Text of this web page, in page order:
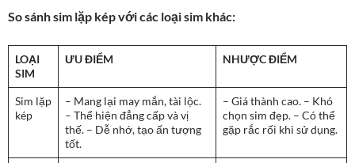
So sánh sim lặp kép với các loại sim khác:
LOẠI
SIM
ƯU ĐIỂM NHƯỢC ĐIỂM
Sim lặp
kép
– Mang lại may mắn, tài lộc.
– Thể hiện đẳng cấp và vị
thế. – Dễ nhớ, tạo ấn tượng
tốt.
– Giá thành cao. – Khó
chọn sim đẹp. – Có thể
gặp rắc rối khi sử dụng.